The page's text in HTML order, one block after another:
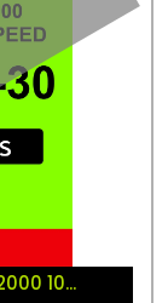
10...